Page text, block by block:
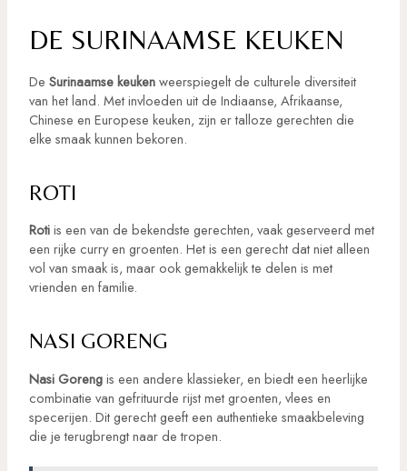
DE SURINAAMSE KEUKEN
De Surinaamse keukenweerspiegelt de culturele diversiteit
van het land. Met invloeden uit de Indiaanse, Afrikaanse,
Chinese en Europese keuken, zijn er talloze gerechten die
elke smaak kunnen bekoren.
ROTI
Rotiis een van de bekendste gerechten, vaak geserveerd met
een rijke curry en groenten. Het is een gerecht dat niet alleen
vol van smaak is, maar ook gemakkelijk te delen is met
vrienden en familie.
NASI GORENG
Nasi Gorengis een andere klassieker, en biedt een heerlijke
combinatie van gefrituurde rijst met groenten, vlees en
specerijen. Dit gerecht geeft een authentieke smaakbeleving
die je terugbrengt naar de tropen.